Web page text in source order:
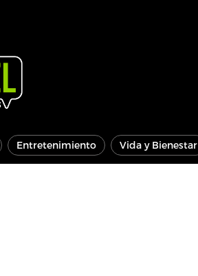
Entretenimiento Vida y Bienestar